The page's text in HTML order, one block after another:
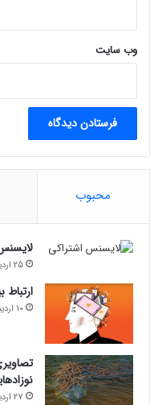
وب‌ سایت
محبوب
25 اردیبهشت 1402
10 اردیبهشت 1402
27 اردیبهشت 1401